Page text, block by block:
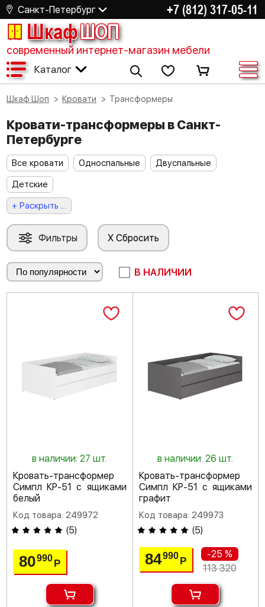
Санкт-Петербург +7 (812) 317-05-11
ШкафШОП
современный интернет-магазин мебели
Каталог
Шкаф Шоп Кровати Трансформеры
Кровати-трансформеры в Санкт-
Петербурге
Все кровати Односпальные
Двуспальные
Детские
+ Раскрыть ...
Фильтры X Сбросить
В НАЛИЧИИ
в наличии: 27 шт.
Кровать-трансформер
Симпл КР-51 с ящиками
белый
Код товара: 249972
(5)
80990Р
в наличии: 26 шт.
Кровать-трансформер
Симпл КР-51 с ящиками
графит
Код товара: 249973
(5)
84990 Р
-25 %
113 320